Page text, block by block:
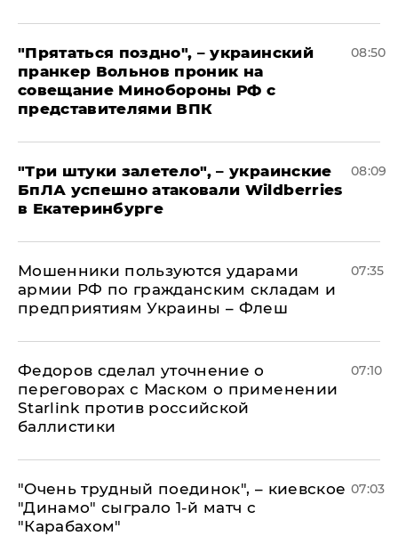
"Прятаться поздно", – украинский
пранкер Вольнов проник на
совещание Минобороны РФ с
представителями ВПК
08:50
"Три штуки залетело", – украинские
БпЛА успешно атаковали Wildberries
в Екатеринбурге
08:09
Мошенники пользуются ударами
армии РФ по гражданским складам и
предприятиям Украины – Флеш
07:35
Федоров сделал уточнение о
переговорах с Маском о применении
Starlink против российской
баллистики
07:10
"Очень трудный поединок", – киевское
"Динамо" сыграло 1-й матч с
"Карабахом"
07:03